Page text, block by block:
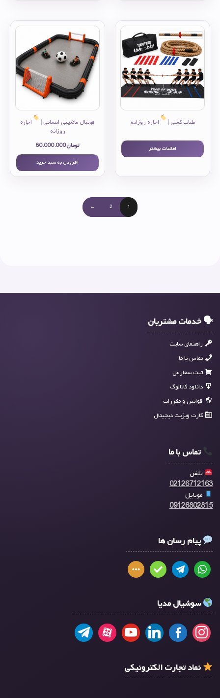
طناب کشی | اجاره روزانه
اطلاعات بیشتر
فوتبال ماشینی انسانی |
اجاره
روزانه
تومان80.000.000
افزودن به سبد خرید
1
2
←
🗣 خدمات مشتریان
راهنمای سایت
تماس با ما
ثبت سفارش
دانلود کاتالوگ
قوانین و مقررات
کارت ویزیت دیجیتال
تماس با ما
تلفن
02126712163
موبایل
09126802815
پیام رسان ها
سوشیال مدیا
نماد تجارت الکترونیکی